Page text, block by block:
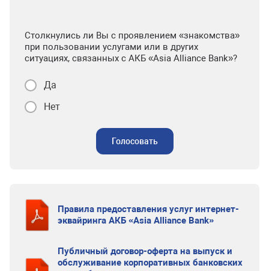
Столкнулись ли Вы с проявлением «знакомства»
при пользовании услугами или в других
ситуациях, связанных с АКБ «Asia Alliance Bank»?
Да
Нет
Голосовать
Правила предоставления услуг интернет-
эквайринга АКБ «Asia Alliance Bank»
Публичный договор-оферта на выпуск и
обслуживание корпоративных банковских